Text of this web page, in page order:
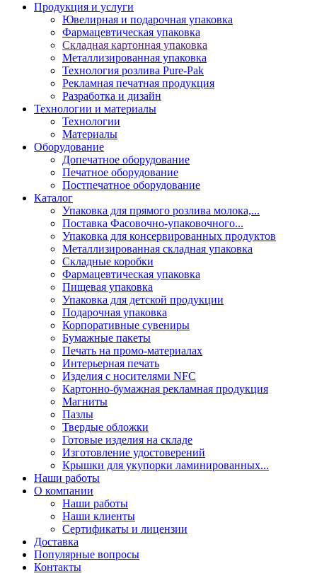
Продукция и услуги
Ювелирная и подарочная упаковка
Фармацевтическая упаковка
Складная картонная упаковка
Металлизированная упаковка
Технология розлива Pure-Pak
Рекламная печатная продукция
Разработка и дизайн
Технологии и материалы
Технологии
Материалы
Оборудование
Допечатное оборудование
Печатное оборудование
Постпечатное оборудование
Каталог
Упаковка для прямого розлива молока,...
Поставка Фасовочно-упаковочного...
Упаковка для консервированных продуктов
Металлизированная складная упаковка
Складные коробки
Фармацевтическая упаковка
Пищевая упаковка
Упаковка для детской продукции
Подарочная упаковка
Корпоративные сувениры
Бумажные пакеты
Печать на промо-материалах
Интерьерная печать
Изделия с носителями NFC
Картонно-бумажная рекламная продукция
Магниты
Пазлы
Твердые обложки
Готовые изделия на складе
Изготовление удостоверений
Крышки для укупорки ламинированных...
Наши работы
О компании
Наши работы
Наши клиенты
Сертификаты и лицензии
Доставка
Популярные вопросы
Контакты